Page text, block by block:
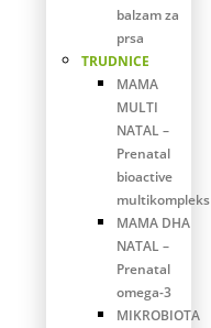
balzam za
prsa
TRUDNICE
MAMA
MULTI
NATAL –
Prenatal
bioactive
multikompleks
MAMA DHA
NATAL –
Prenatal
omega-3
MIKROBIOTA